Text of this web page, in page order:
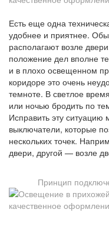
Есть еще одна
удобнее и приятнее.
располагают возле
положение дел вполне
и в плохо освещенном
коридоре это очень
темноте. В светлое
или ночью бродить по
Исправить эту
выключатели, которые
нескольких точек.
двери, другой — возле
Принцип